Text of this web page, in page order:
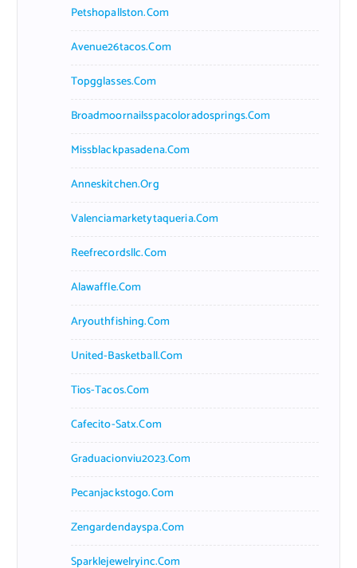
Petshopallston.com
Avenue26tacos.com
Topgglasses.com
Broadmoornailsspacoloradosprings.com
Missblackpasadena.com
Anneskitchen.org
Valenciamarketytaqueria.com
Reefrecordsllc.com
Alawaffle.com
Aryouthfishing.com
United-Basketball.com
Tios-Tacos.com
Cafecito-Satx.com
Graduacionviu2023.com
Pecanjackstogo.com
Zengardendayspa.com
Sparklejewelryinc.com